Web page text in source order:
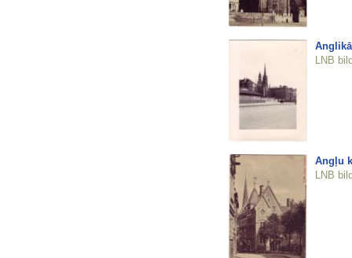
LNB
Angļu
LNB